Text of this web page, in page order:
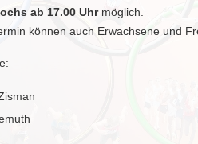
ab 17.00 Uhrmöglich.
können auch Erwachsene und